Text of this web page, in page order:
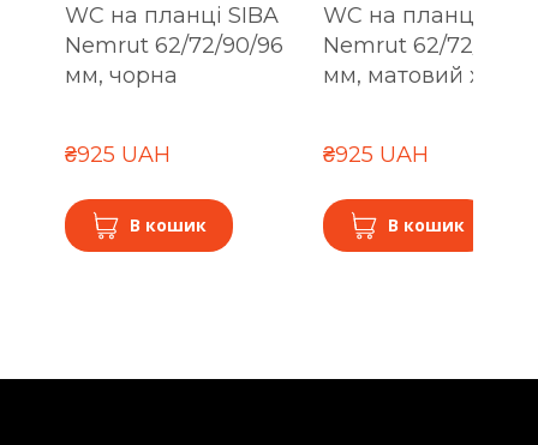
WC на планці SIBA
Nemrut 62/72/90/96
мм, чорна
₴925 UAH
В кошик
WC на планці SIBA
Nemrut 62/72/90/
мм, матовий хром
₴925 UAH
В кошик